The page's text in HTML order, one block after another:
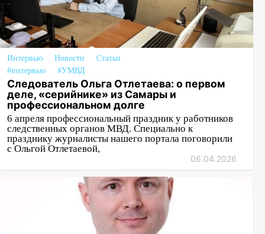
Интервью Новости
Статьи
#интервью
#УМВД
Следователь Ольга Отлетаева: о первом
деле, «серийнике» из Самары и
профессиональном долге
6 апреля профессиональный праздник у работников
следственных органов МВД. Специально к
празднику журналисты нашего портала поговорили
с Ольгой Отлетаевой,
06.04.2026